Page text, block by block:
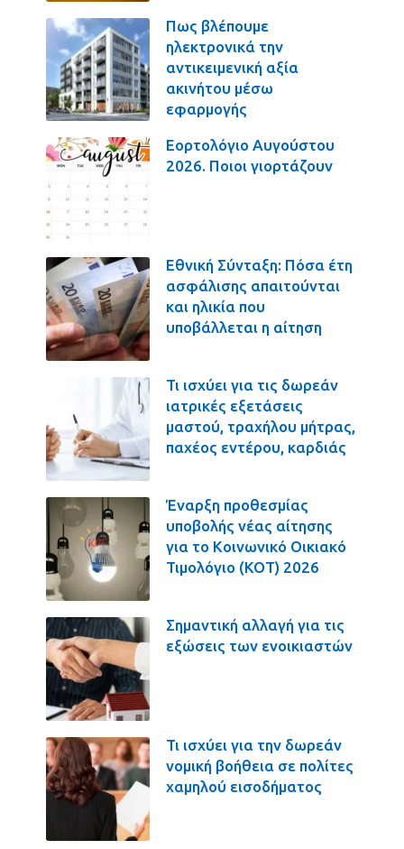
Πως βλέπουμε
ηλεκτρονικά την
αντικειμενική αξία
ακινήτου μέσω
εφαρμογής
Εορτολόγιο Αυγούστου
2026. Ποιοι γιορτάζουν
Εθνική Σύνταξη: Πόσα έτη
ασφάλισης απαιτούνται
και ηλικία που
υποβάλλεται η αίτηση
Τι ισχύει για τις δωρεάν
ιατρικές εξετάσεις
μαστού, τραχήλου μήτρας,
παχέος εντέρου, καρδιάς
Έναρξη προθεσμίας
υποβολής νέας αίτησης
για το Κοινωνικό Οικιακό
Τιμολόγιο (ΚΟΤ) 2026
Σημαντική αλλαγή για τις
εξώσεις των ενοικιαστών
Τι ισχύει για την δωρεάν
νομική βοήθεια σε πολίτες
χαμηλού εισοδήματος